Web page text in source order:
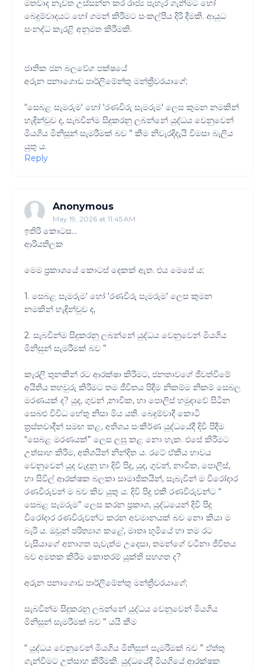
මතවාද නැවත උස්සන්න කර රාජ්‍ය පැහැර ගැනීමට හෝ
බෙදුම්වාදයට හෝ ගමන් කිරීමට සංකල්පීය දිරි දීමකි. ආයුධ
සංනද්ධ කැරළි අනුමත කිරීමකි.
ජාතික ජන බලවේග පක්ෂයේ
අරුන පනාගොඩ පාර්ලිමේන්තු මන්ත්‍රීවරයාගේ;
“සෙබළ සැමරුම' හෝ 'රණවිරු සැමරුම' ලෙස කුමන නමකින්
හැඳින්වුව ද, සැබවින්ම සිදුකරනු ලබන්නේ යුද්ධය වෙනුවෙන්
මියගිය මිනිසුන් සැමරීමක් බව ” කීම නිවැරදිදැයි විමසා බැලිය
යුතු ය.
Reply
Anonymous
May 19, 2026 at 11:45 AM
ඉතිරි කොටස…
ආරියතිලක
මෙම ප්‍රකාශයේ කොටස් දෙකක් ඇත. එය මෙසේ ය;
1. සෙබළ සැමරුම' හෝ 'රණවිරු සැමරුම' ලෙස කුමන
නමකින් හැඳින්වුව ද,
2. සැබවින්ම සිදුකරනු ලබන්නේ යුද්ධය වෙනුවෙන් මියගිය
මිනිසුන් සැමරීමක් බව ”
කැරලි තුනකින් රට ආරක්ෂා කිරීමට, ජනතාවගේ ජීවත්වීමේ
අයිතිය තහවුරු කිරීමට තම ජීවිතය පිදීම නිකම්ම නිකම් සෙබල
මරණයක් ද? යුද, ගුවන් ,නාවික, හා පොලිස් හමුදාවේ සිටින
සෙබළු විවිධ හේතු නිසා මිය යති. බෙදුම්වාදී කොටි
ත්‍රස්තවාදීන් සමඟ කළ, අතිශය සංකීර්ණ යුද්ධයේදී දිවි පිදීම
“සෙබළ මරණයක්” ලෙස ලඝු කළ නො හැක. එසේ කිරීමට
උත්සාහ කිරීම, අතිශයින් නින්දිත ය. රටේ ඒකීය භාවය
වෙනුවෙන් යුද වැදුනු හා දිවි පිදූ, යුද, ගුවන්, නාවික, පොලිස්,
හා සිවිල් ආරක්ෂක බලකා සාමාජිකයින්, සැබැවින් ම වීරෝදාර
රණවිරුවන් ම බව කිව යුතු ය. දිවි පිදූ එකී රණවිරුවන්ට “
සෙබළ සැමරුම” ලෙස කරන ප්‍රකාශ, යුද්ධයෙන් දිවි පිදූ
වීරෝදාර රණවිරුවන්ට කරන අවමානයක් බව නො කියා ම
බැරි ය. ඔවුන් පරිත්‍යාග කළේ, මාතෘ භූමියේ හා තම රට
වැසියාගේ අනාගත පැවැත්ම උදෙසා, තමන්ගේ වටිනා ජීවිතය
බව අමතක කිරීම කොතරම් යුක්ති සහගත ද?
අරුන පනාගොඩ පාර්ලිමේන්තු මන්ත්‍රීවරයාගේ;
සැබවින්ම සිදුකරනු ලබන්නේ යුද්ධය වෙනුවෙන් මියගිය
මිනිසුන් සැමරීමක් බව ” යයි කීම
“ යුද්ධය වෙනුවෙන් මියගිය මිනිසුන් සැමරීමක් බව ” ඒත්තු
ගැන්වීමට උත්සාහ කිරීමකි. යුද්ධයේදී මියගියේ ආරක්ෂක